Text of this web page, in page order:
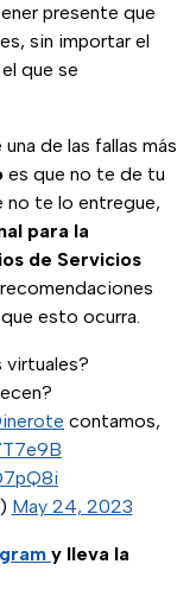
presente que
sin importar el
que se
de las fallas más
es que no te de tu
te lo entregue,
para la
de Servicios
esto ocurra.
virtuales?
contamos,
May 24, 2023
y lleva la